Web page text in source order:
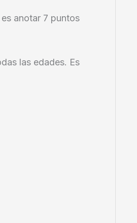
anotar 7 puntos
las edades. Es